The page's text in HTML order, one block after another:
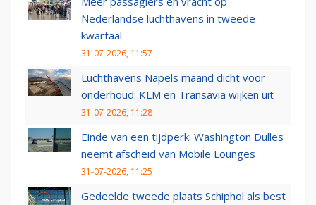
Nederlandse luchthavens in tweede
kwartaal
31-07-2026, 11:57
Luchthavens Napels maand dicht voor
onderhoud: KLM en Transavia wijken uit
31-07-2026, 11:28
Einde van een tijdperk: Washington Dulles
neemt afscheid van Mobile Lounges
31-07-2026, 11:25
Gedeelde tweede plaats Schiphol als best